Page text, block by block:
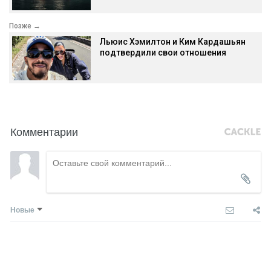
Позже →
Льюис Хэмилтон и Ким Кардашьян
подтвердили свои отношения
Комментарии
Новые